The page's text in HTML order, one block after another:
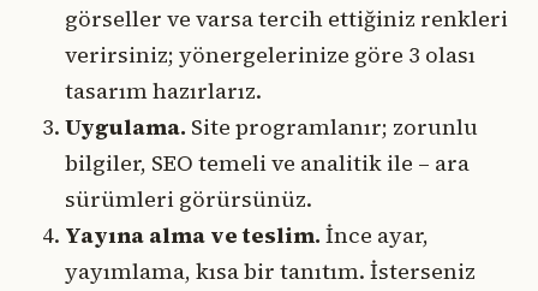
görseller ve varsa tercih ettiğiniz renkleri
verirsiniz; yönergelerinize göre 3 olası
tasarım hazırlarız.
Uygulama. Site programlanır; zorunlu
bilgiler, SEO temeli ve analitik ile – ara
sürümleri görürsünüz.
Yayına alma ve teslim. İnce ayar,
yayımlama, kısa bir tanıtım. İsterseniz